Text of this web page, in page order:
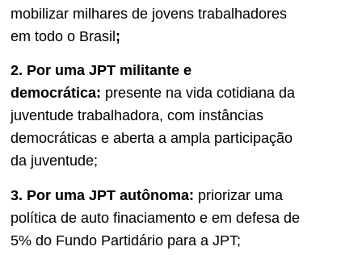
mobilizar milhares de jovens trabalhadores
em todo o Brasil;
2. Por uma JPT militante e
democrática: presente na vida cotidiana da
juventude trabalhadora, com instâncias
democráticas e aberta a ampla participação
da juventude;
3. Por uma JPT autônoma: priorizar uma
política de auto finaciamento e em defesa de
5% do Fundo Partidário para a JPT;